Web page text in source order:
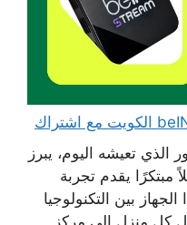
الذي تعيشه اليوم، يبرز
يقدم تجربة
بين التكنولوجيا
كل منزل إلى مركز